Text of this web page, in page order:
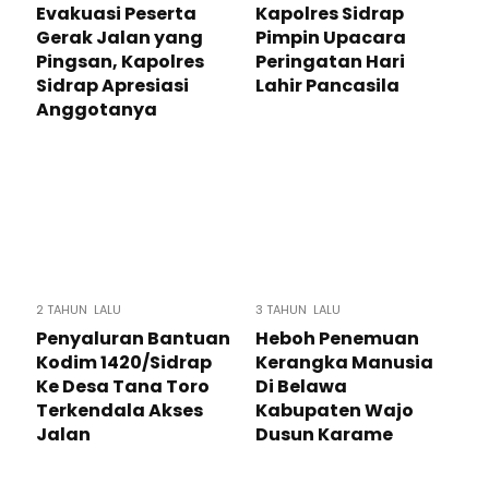
Evakuasi Peserta
Gerak Jalan yang
Pingsan, Kapolres
Sidrap Apresiasi
Anggotanya
Kapolres Sidrap
Pimpin Upacara
Peringatan Hari
Lahir Pancasila
2 TAHUN LALU
Penyaluran Bantuan
Kodim 1420/Sidrap
Ke Desa Tana Toro
Terkendala Akses
Jalan
3 TAHUN LALU
Heboh Penemuan
Kerangka Manusia
Di Belawa
Kabupaten Wajo
Dusun Karame